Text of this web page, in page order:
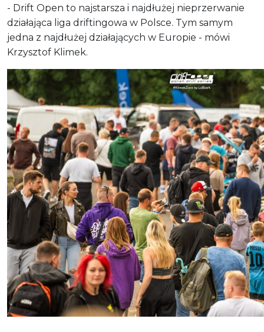
- Drift Open to najstarsza i najdłużej nieprzerwanie
działająca liga driftingowa w Polsce. Tym samym
jedna z najdłużej działających w Europie - mówi
Krzysztof Klimek.